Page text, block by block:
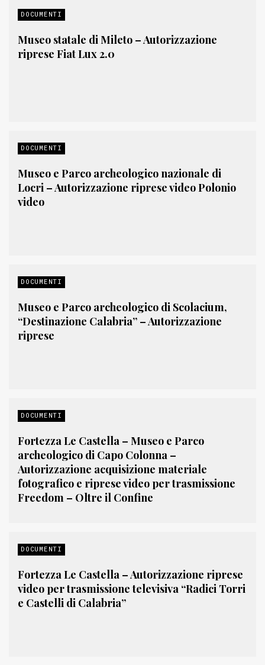
DOCUMENTI
Museo statale di Mileto – Autorizzazione
riprese Fiat Lux 2.0
DOCUMENTI
Museo e Parco archeologico nazionale di
Locri – Autorizzazione riprese video Polonio
video
DOCUMENTI
Museo e Parco archeologico di Scolacium,
“Destinazione Calabria” – Autorizzazione
riprese
DOCUMENTI
Fortezza Le Castella – Museo e Parco
archeologico di Capo Colonna –
Autorizzazione acquisizione materiale
fotografico e riprese video per trasmissione
Freedom – Oltre il Confine
DOCUMENTI
Fortezza Le Castella – Autorizzazione riprese
video per trasmissione televisiva “Radici Torri
e Castelli di Calabria”